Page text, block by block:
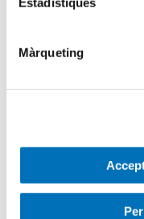
Màrqueting
Testimonis